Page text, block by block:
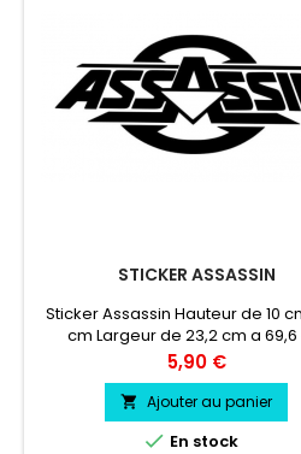
STICKER ASSASSIN
Sticker Assassin Hauteur de 10
cm Largeur de 23,2 cm a
Prix
5,90 €
 Ajouter au panier
 En stock